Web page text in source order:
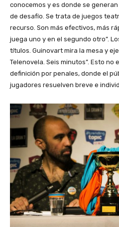
conocemos y es donde se
de desafío. Se trata de juegos
recurso. Son más efectivos, más
juega uno y en el segundo otro”.
títulos. Guinovart mira la mesa y
Telenovela. Seis minutos”. Esto
definición por penales, donde el
jugadores resuelven breve e